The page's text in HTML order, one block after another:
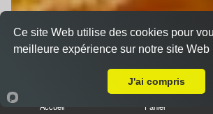
Accueil Panier
Ce site Web utilise des cookies pour
meilleure expérience sur notre site Web
J'ai compris